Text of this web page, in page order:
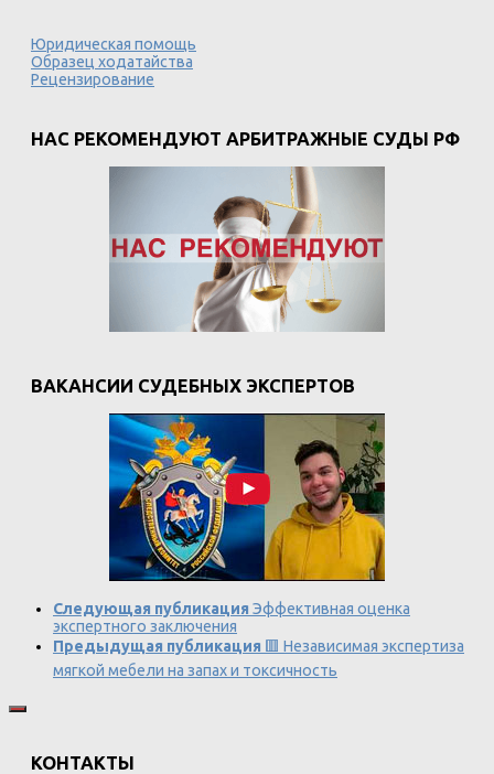
Юридическая помощь
Образец ходатайства
Рецензирование
НАС РЕКОМЕНДУЮТ АРБИТРАЖНЫЕ СУДЫ РФ
ВАКАНСИИ СУДЕБНЫХ ЭКСПЕРТОВ
Следующая публикация Эффективная оценка
экспертного заключения
Предыдущая публикация 🟥 Независимая экспертиза
мягкой мебели на запах и токсичность
КОНТАКТЫ